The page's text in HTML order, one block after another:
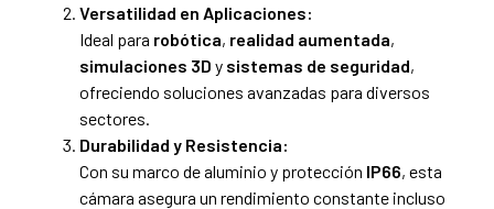
Versatilidad en Aplicaciones:
Ideal para robótica, realidad aumentada,
simulaciones 3D y sistemas de seguridad,
ofreciendo soluciones avanzadas para diversos
sectores.
Durabilidad y Resistencia:
Con su marco de aluminio y protección IP66, esta
cámara asegura un rendimiento constante incluso